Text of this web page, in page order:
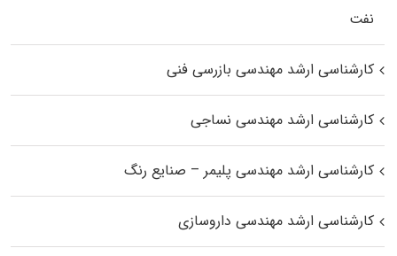
نفت
کارشناسی ارشد مهندسی بازرسی فنی
کارشناسی ارشد مهندسی نساجی
کارشناسی ارشد مهندسی پلیمر – صنایع رنگ
کارشناسی ارشد مهندسی داروسازی